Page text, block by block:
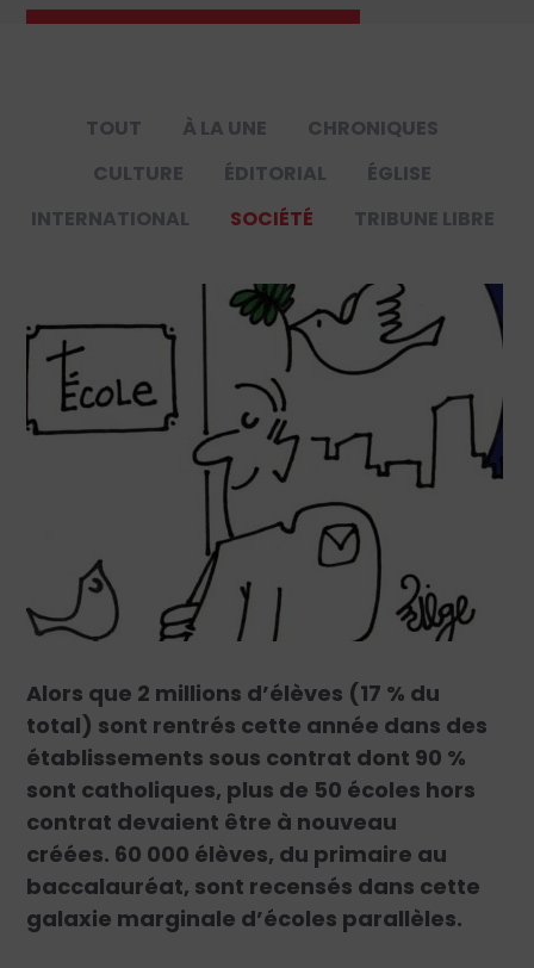
TOUT À LA UNE
CHRONIQUES
CULTURE
ÉDITORIAL
ÉGLISE
INTERNATIONAL
SOCIÉTÉ TRIBUNE LIBRE
Alors que 2 millions d’élèves (17 % du
total) sont rentrés cette année dans des
établissements sous contrat dont 90 %
sont catholiques, plus de 50 écoles hors
contrat devaient être à nouveau
créées. 60 000 élèves, du primaire au
baccalauréat, sont recensés dans cette
galaxie marginale d’écoles parallèles.